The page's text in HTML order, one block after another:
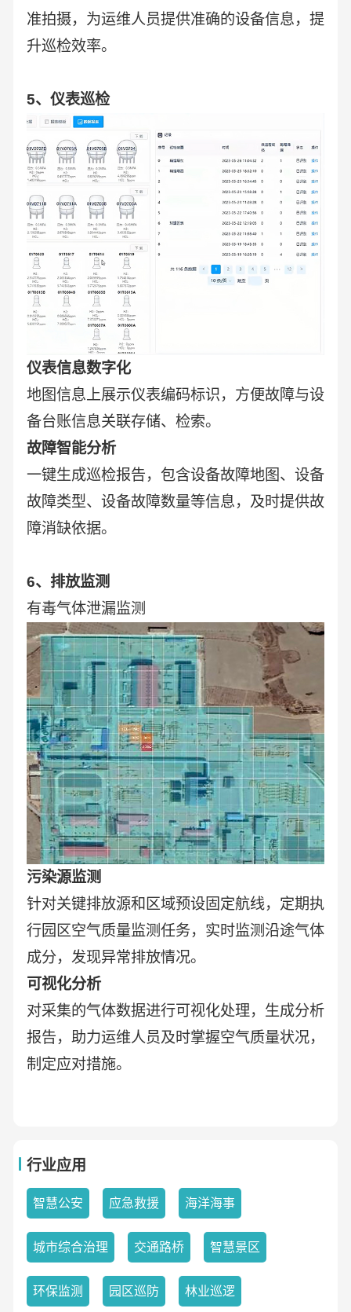
准拍摄，为运维人员提供准确的设备信息，提
升巡检效率。
5、仪表巡检
仪表信息数字化
地图信息上展示仪表编码标识，方便故障与设
备台账信息关联存储、检索。
故障智能分析
一键生成巡检报告，包含设备故障地图、设备
故障类型、设备故障数量等信息，及时提供故
障消缺依据。
6、排放监测
有毒气体泄漏监测
污染源监测
针对关键排放源和区域预设固定航线，定期执
行园区空气质量监测任务，实时监测沿途气体
成分，发现异常排放情况。
可视化分析
对采集的气体数据进行可视化处理，生成分析
报告，助力运维人员及时掌握空气质量状况，
制定应对措施。
行业应用
智慧公安 应急救援 海洋海事
城市综合治理 交通路桥 智慧景区
环保监测 园区巡防 林业巡逻